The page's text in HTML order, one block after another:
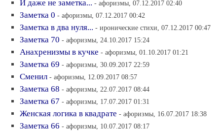
И даже не заметка... - афоризмы, 07.12.2017 02:40
Заметка 0 - афоризмы, 07.12.2017 00:42
Заметка в два нуля... - иронические стихи, 07.12.2017 00:47
Заметка 70 - афоризмы, 24.10.2017 15:24
Анахренизмы в кучке - афоризмы, 01.10.2017 01:21
Заметка 69 - афоризмы, 30.09.2017 22:59
Сменил - афоризмы, 12.09.2017 08:57
Заметка 68 - афоризмы, 22.07.2017 08:44
Заметка 67 - афоризмы, 17.07.2017 01:31
Женская логика в квадрате - афоризмы, 16.07.2017 18:38
Заметка 66 - афоризмы, 10.07.2017 08:17